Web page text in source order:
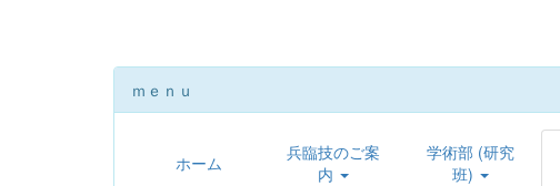
ｍｅｎｕ
ホーム
兵臨技のご案
内
学術部 (研究
班)